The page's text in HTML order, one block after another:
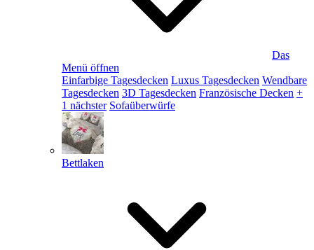
Das
Menü öffnen
Einfarbige Tagesdecken Luxus Tagesdecken Wendbare
Tagesdecken 3D Tagesdecken Französische Decken +
1 nächster Sofaüberwürfe
Bettlaken